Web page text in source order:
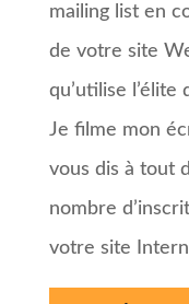
mailing list en
de votre site
qu’utilise l’élite
Je filme mon
vous dis à tout
nombre
votre site